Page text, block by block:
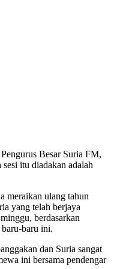
Besar Suria FM,
itu diadakan adalah
meraikan ulang tahun
yang telah berjaya
berdasarkan
baru ini.
dan Suria sangat
ini bersama pendengar